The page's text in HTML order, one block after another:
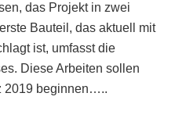
das Projekt in zwei
Bauteil, das aktuell mit
ist, umfasst die
Diese Arbeiten sollen
2019 beginnen…..